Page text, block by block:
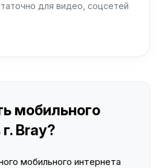
для видео, соцсетей
мобильного
Bray?
мобильного интернета